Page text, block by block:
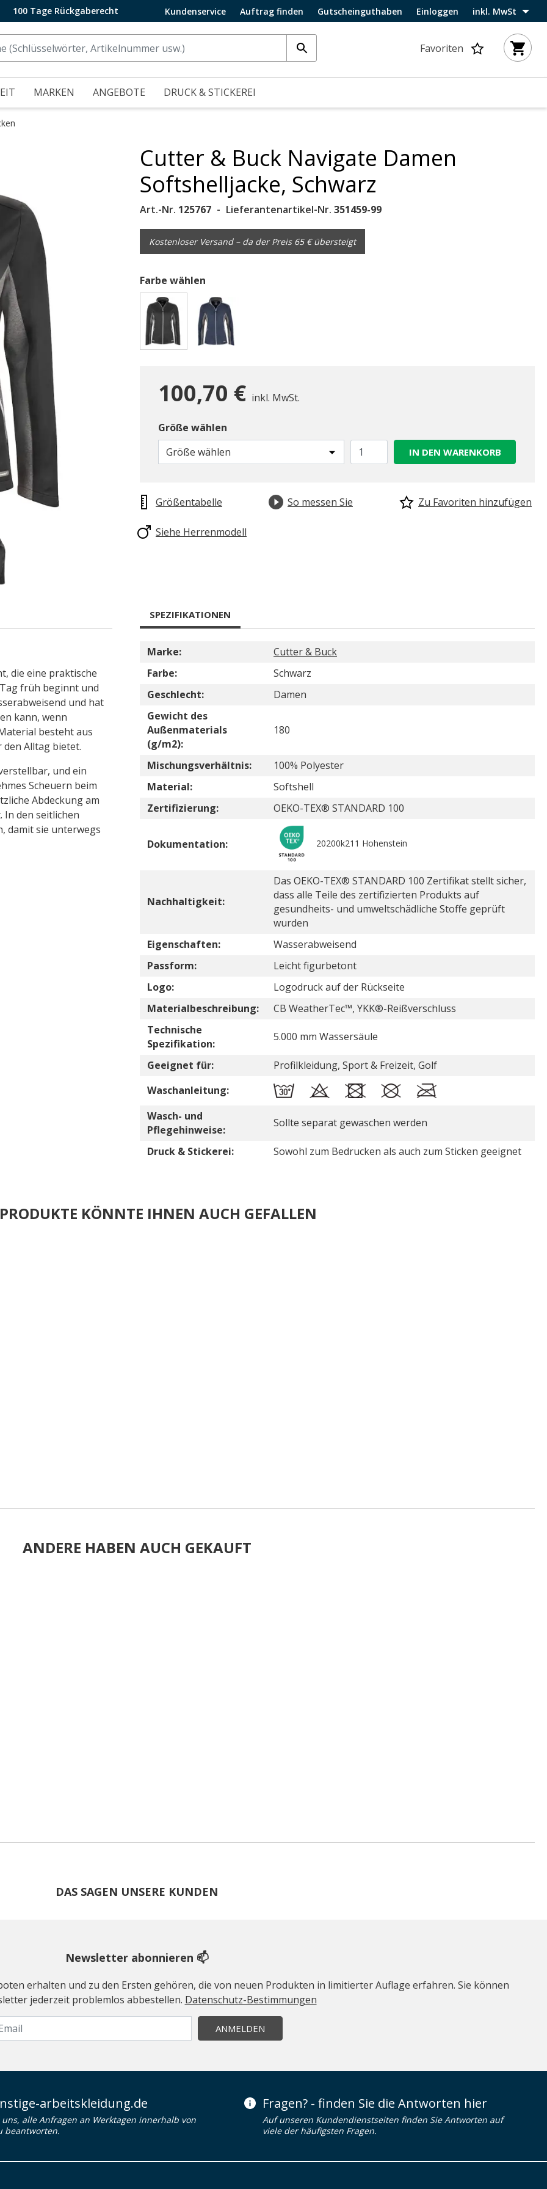
100 Tage Rückgaberecht Kundenservice Auftrag finden Gutscheinguthaben Einloggen inkl. MwSt
Favoriten
MARKEN ANGEBOTE DRUCK & STICKEREI
Cutter & Buck Navigate Damen
Softshelljacke, Schwarz
Art.-Nr. 125767 Lieferantenartikel-Nr. 351459-99
Kostenloser Versand – da der Preis 65 € übersteigt
Farbe wählen
100,70 € inkl. MwSt.
Größe wählen
Größe wählen
IN DEN WARENKORB
Größentabelle So messen Sie Zu Favoriten hinzufügen
Siehe Herrenmodell
die eine praktische
früh beginnt und
und hat
kann, wenn
besteht aus
Alltag bietet.
und ein
Scheuern beim
Abdeckung am
In den seitlichen
damit sie unterwegs
SPEZIFIKATIONEN
Marke:
Cutter & Buck
Farbe:
Schwarz
Geschlecht:
Damen
Gewicht des
Außenmaterials
(g/m2):
180
Mischungsverhältnis:
100% Polyester
Material:
Softshell
Zertifizierung:
OEKO-TEX® STANDARD 100
Dokumentation: 20200k211 Hohenstein
Nachhaltigkeit:
Das OEKO-TEX® STANDARD 100 Zertifikat stellt sicher,
dass alle Teile des zertifizierten Produkts auf
gesundheits- und umweltschädliche Stoffe geprüft
wurden
Eigenschaften:
Wasserabweisend
Passform:
Leicht figurbetont
Logo:
Logodruck auf der Rückseite
Materialbeschreibung:
CB WeatherTec™, YKK®-Reißverschluss
Technische
Spezifikation:
5.000 mm Wassersäule
Geeignet für:
Profilkleidung, Sport & Freizeit, Golf
Waschanleitung:
Wasch- und
Pflegehinweise:
Sollte separat gewaschen werden
Druck & Stickerei: Sowohl zum Bedrucken als auch zum Sticken geeignet
KÖNNTE IHNEN AUCH GEFALLEN
ANDERE HABEN AUCH GEKAUFT
DAS SAGEN UNSERE KUNDEN
Newsletter abonnieren 📫
erhalten und zu den Ersten gehören, die von neuen Produkten in limitierter Auflage erfahren. Sie können
jederzeit problemlos abbestellen. Datenschutz-Bestimmungen
ANMELDEN
arbeitskleidung.de
alle Anfragen an Werktagen innerhalb von
beantworten.
Fragen? - finden Sie die Antworten hier
Auf unseren Kundendienstseiten finden Sie Antworten auf
viele der häufigsten Fragen.